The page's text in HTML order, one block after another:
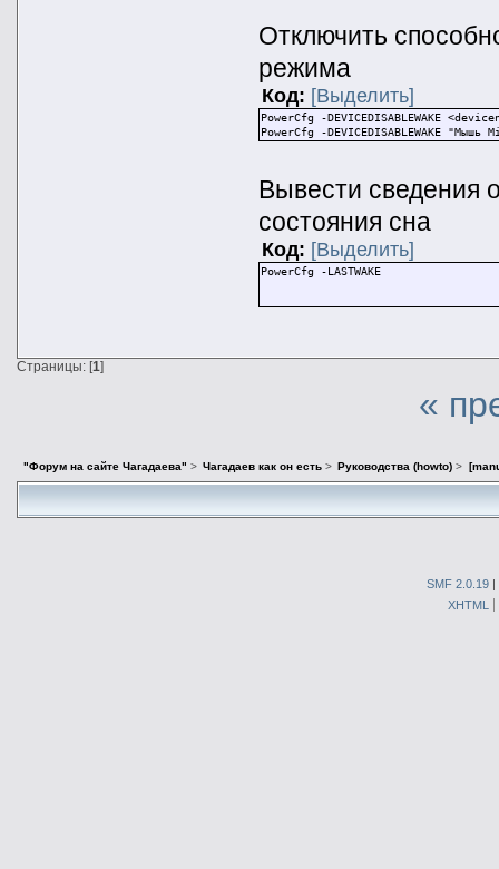
Отключить
режима
Код: [Выделить]
PowerCfg -DEVICEDISABLEWAKE
PowerCfg -DEVICEDISABLEWAKE
Вывести сведения
состояния сна
Код: [Выделить]
PowerCfg -LASTWAKE
Страницы: [1]
«
"Форум на сайте Чагадаева" > Чагадаев как он есть > Руководства (howto) >
SMF 2.0.19 |
XHTML